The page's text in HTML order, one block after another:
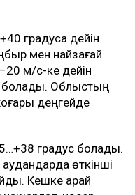
градусқа дейін
мен найзағай
м/с-ке дейін
болады. Облыстың
деңгейде
градус болады.
өткінші
Кешке қарай